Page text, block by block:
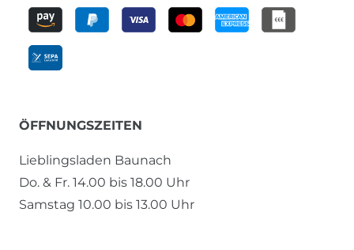
ÖFFNUNGSZEITEN
Lieblingsladen Baunach
Do. & Fr. 14.00 bis 18.00 Uhr
Samstag 10.00 bis 13.00 Uhr